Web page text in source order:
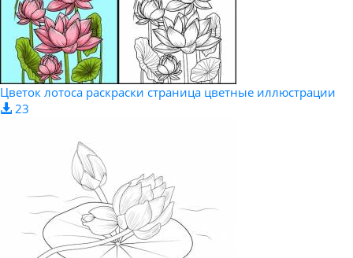
Цветок лотоса раскраски страница цветные иллюстрации
23